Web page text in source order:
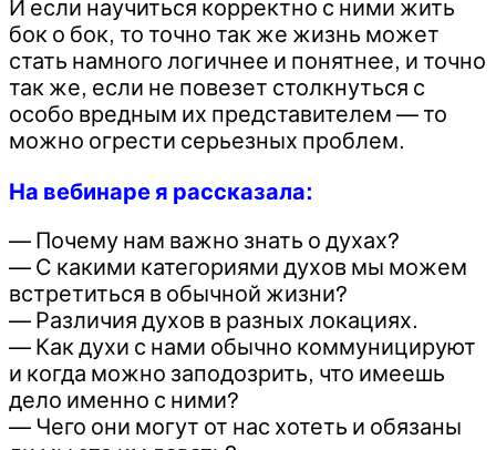
И если научиться корректно с ними жить
бок о бок, то точно так же жизнь может
стать намного логичнее и понятнее, и точно
так же, если не повезет столкнуться с
особо вредным их представителем — то
можно огрести серьезных проблем.
На вебинаре я рассказала:
— Почему нам важно знать о духах?
— С какими категориями духов мы можем
встретиться в обычной жизни?
— Различия духов в разных локациях.
— Как духи с нами обычно коммуницируют
и когда можно заподозрить, что имеешь
дело именно с ними?
— Чего они могут от нас хотеть и обязаны